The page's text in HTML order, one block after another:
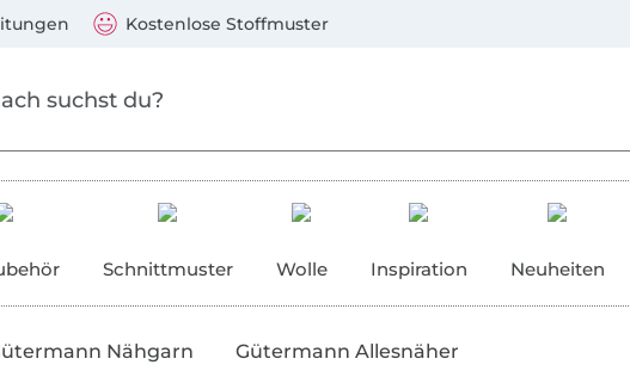
Kostenlose Stoffmuster
Schnittmuster Wolle Inspiration Neuheiten
Nähgarn Gütermann Allesnäher
Mastercard, PayPal, Giropay, Kauf auf Rechnung, Vorkasse